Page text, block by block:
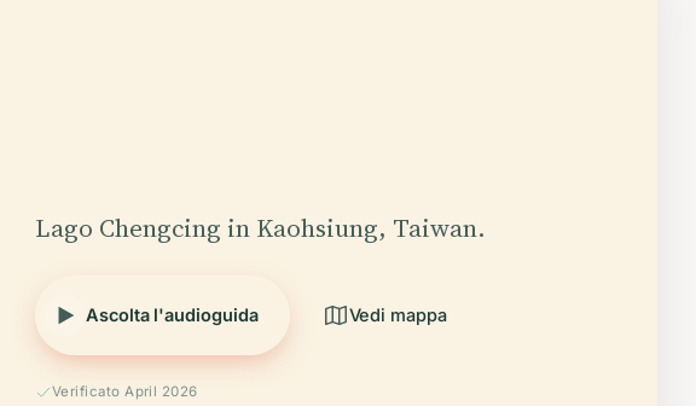
Lago Chengcing in Kaohsiung, Taiwan.
Ascolta l'audioguida Vedi mappa
Verificato April 2026